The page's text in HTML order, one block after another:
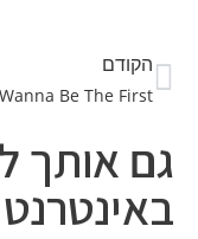
הקודם
Wanna Be The First?
גם אותך
באינטרנט